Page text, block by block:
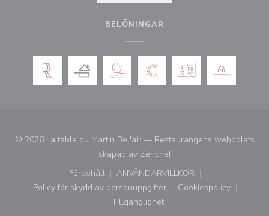
BELÖNINGAR
© 2026 La table du Martin Bel'air — Restaurangens webbplats
skapad av Zenchef((öppnas i ett nytt fönster))
Förbehåll
((öppnas i ett nytt fönster))
ANVÄNDARVILLKOR
((öppnas i ett nytt fönster))
Policy för skydd av personuppgifter
((öppnas i ett nytt fönster))
Cookiespolicy
((öppnas i ett
Tillgänglighet
((öppnas i ett nytt fönster))